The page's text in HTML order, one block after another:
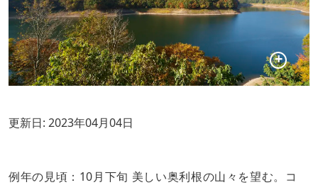
更新日: 2023年04月04日
例年の見頃：10月下旬 美しい奥利根の山々を望む。コ